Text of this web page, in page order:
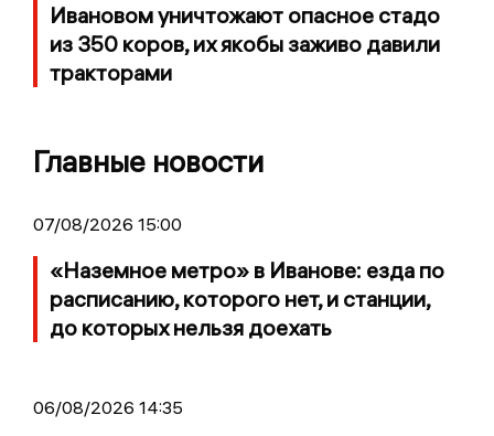
Ивановом уничтожают опасное стадо
из 350 коров, их якобы заживо давили
тракторами
Главные новости
07/08/2026 15:00
«Наземное метро» в Иванове: езда по
расписанию, которого нет, и станции,
до которых нельзя доехать
06/08/2026 14:35